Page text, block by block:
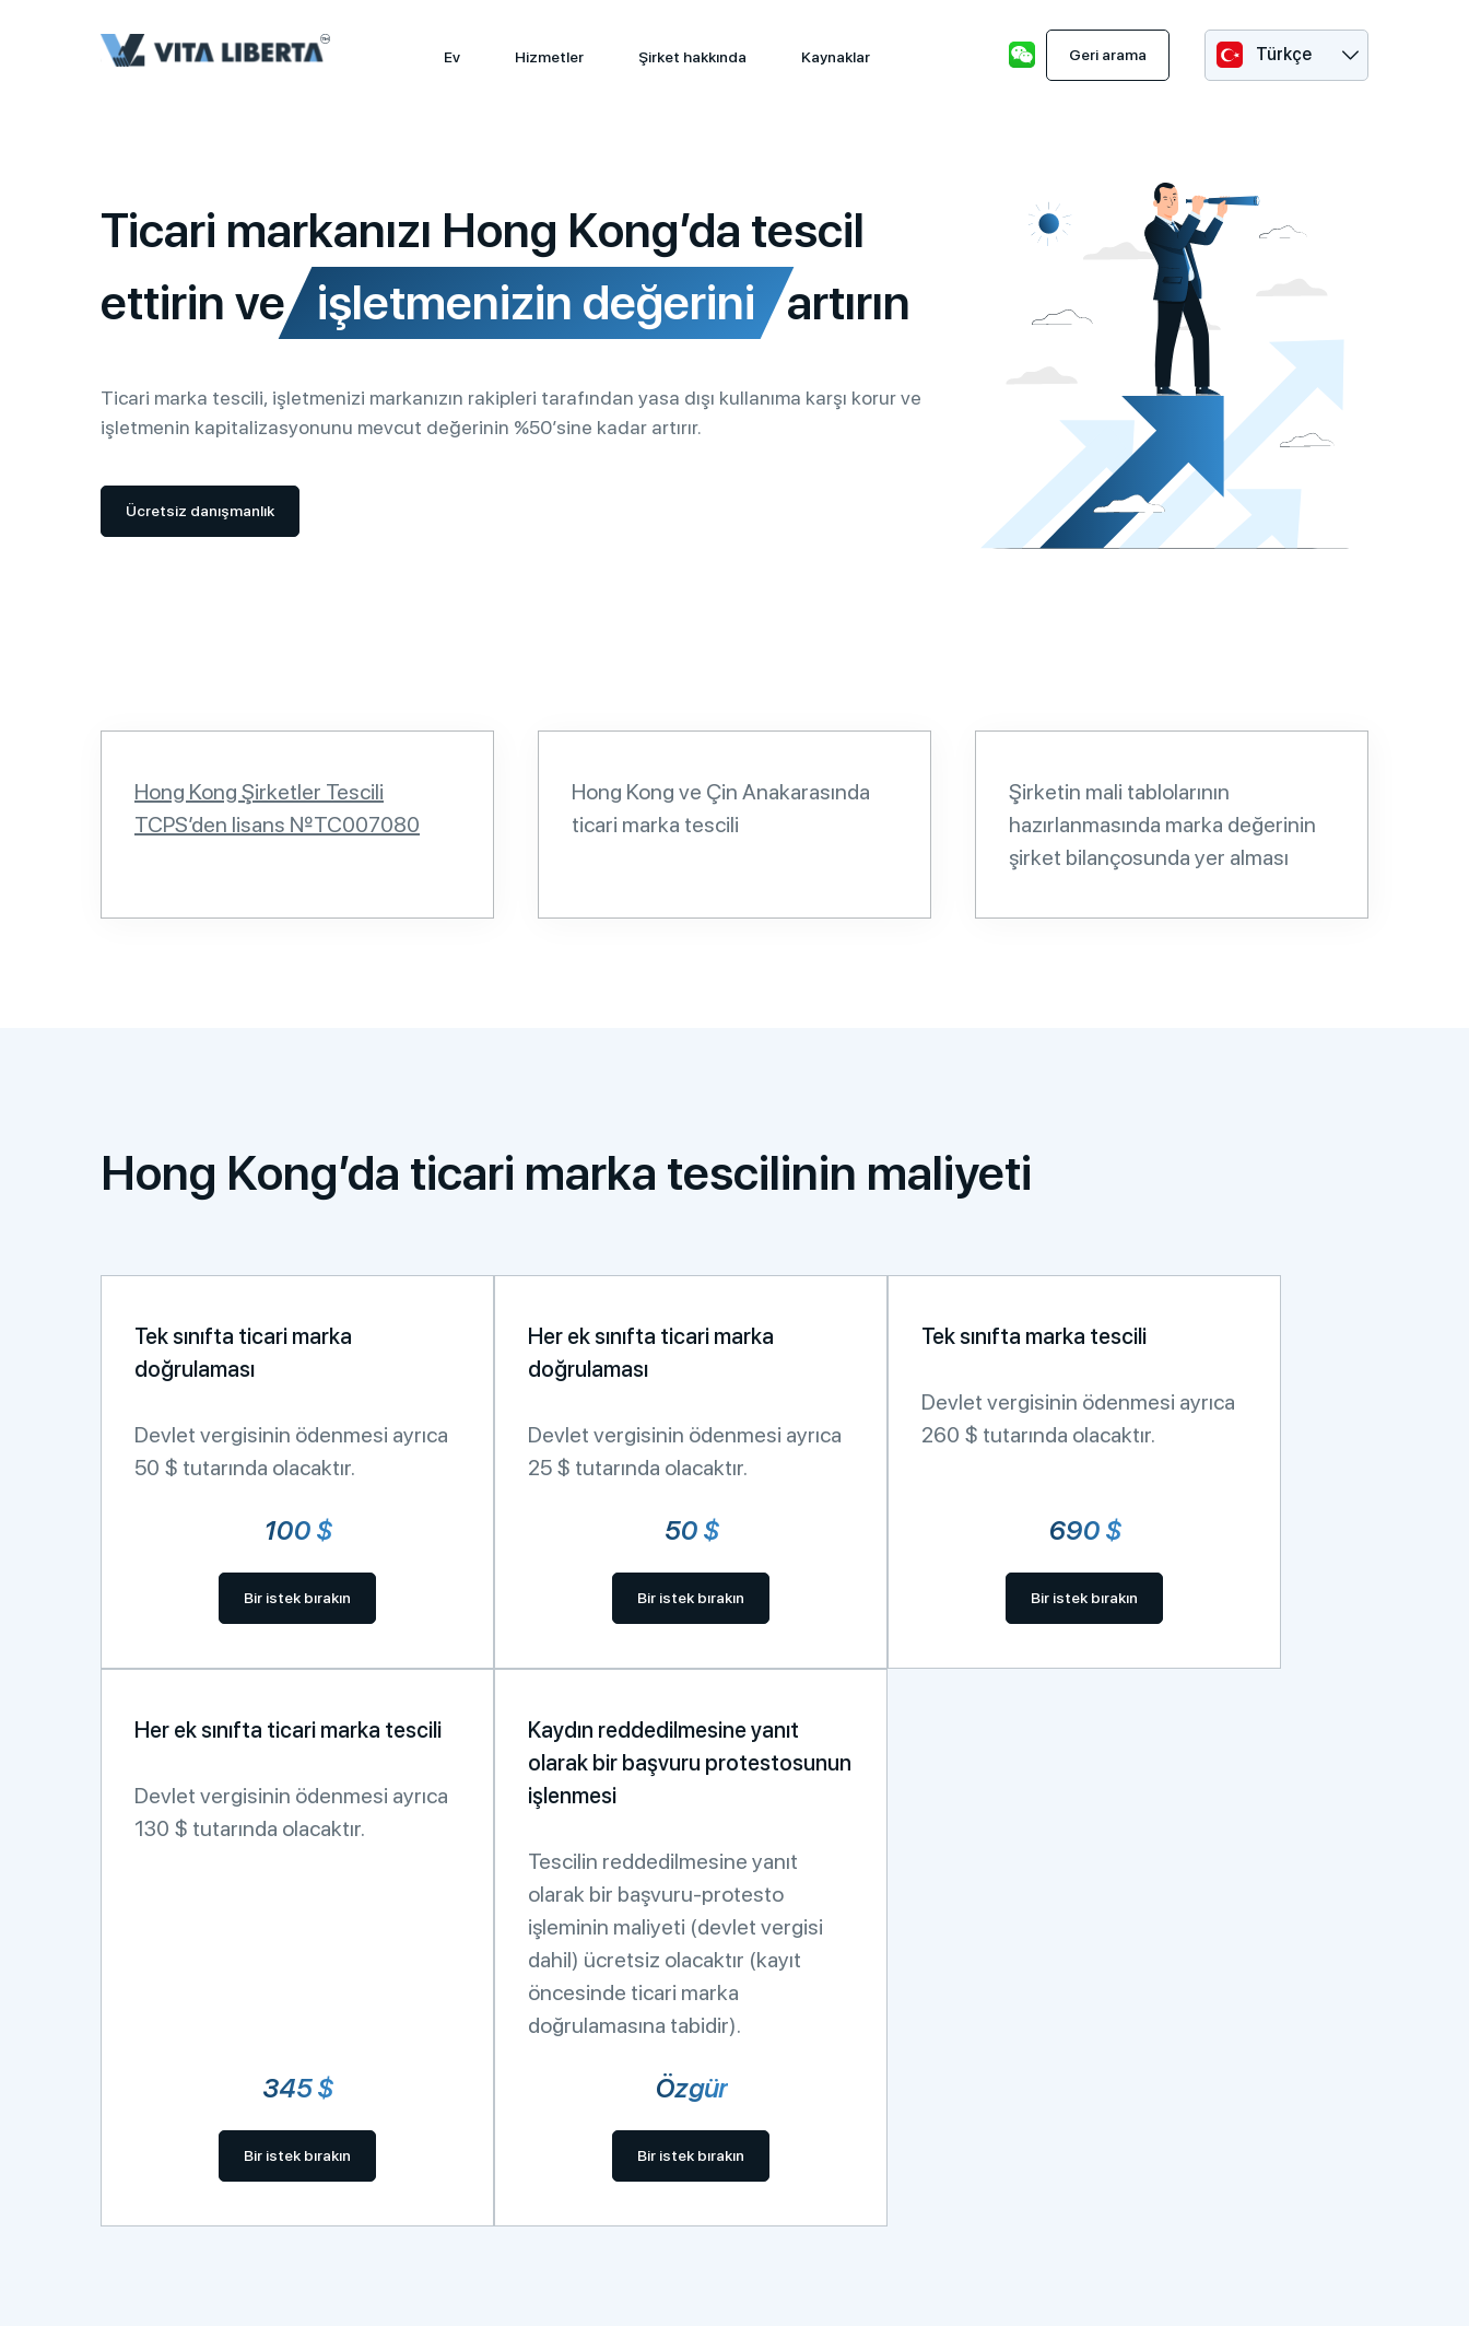
Ev Hizmetler Şirket hakkında Kaynaklar Geri arama Türkçe
Ticari markanızı Hong Kong’da tescil
ettirin ve işletmenizin değerini artırın
Ticari marka tescili, işletmenizi markanızın rakipleri tarafından yasa dışı kullanıma karşı korur ve
işletmenin kapitalizasyonunu mevcut değerinin %50’sine kadar artırır.
Ücretsiz danışmanlık
Hong Kong Şirketler Tescili
TCPS’den lisans №TC007080
Hong Kong ve Çin Anakarasında
ticari marka tescili
Şirketin mali tablolarının
hazırlanmasında marka değerinin
şirket bilançosunda yer alması
Hong Kong’da ticari marka tescilinin maliyeti
Tek sınıfta ticari marka
doğrulaması
Devlet vergisinin ödenmesi ayrıca
50 $ tutarında olacaktır.
100 $
Bir istek bırakın
Her ek sınıfta ticari marka
doğrulaması
Devlet vergisinin ödenmesi ayrıca
25 $ tutarında olacaktır.
50 $
Bir istek bırakın
Tek sınıfta marka tescili
Devlet vergisinin ödenmesi ayrıca
260 $ tutarında olacaktır.
690 $
Bir istek bırakın
Her ek sınıfta ticari marka tescili
Devlet vergisinin ödenmesi ayrıca
130 $ tutarında olacaktır.
345 $
Bir istek bırakın
Kaydın reddedilmesine yanıt
olarak bir başvuru protestosunun
işlenmesi
Tescilin reddedilmesine yanıt
olarak bir başvuru-protesto
işleminin maliyeti (devlet vergisi
dahil) ücretsiz olacaktır (kayıt
öncesinde ticari marka
doğrulamasına tabidir).
Özgür
Bir istek bırakın